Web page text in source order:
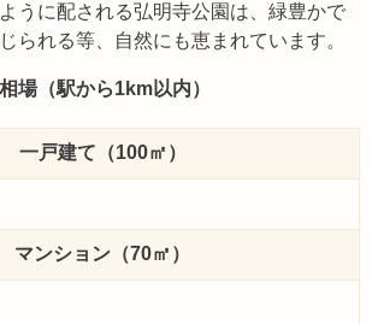
うに配される弘明寺公園は、緑豊かで
られる等、自然にも恵まれています。
場（駅から1km以内）
一戸建て（100㎡）
マンション（70㎡）